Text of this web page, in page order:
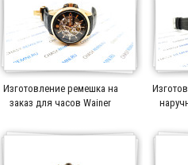
Изготовление ремешка на
заказ для часов Wainer